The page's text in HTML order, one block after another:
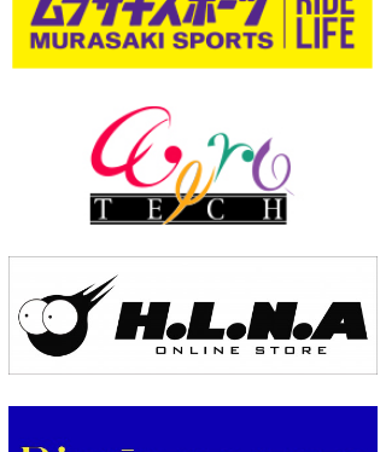
banpaku
chappy
Romisea